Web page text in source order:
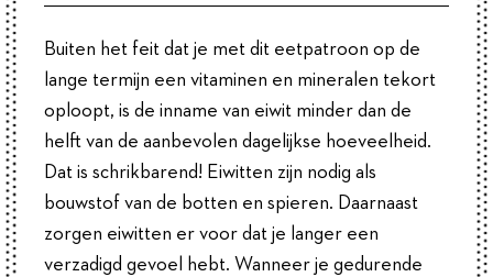
Buiten het feit dat je met dit eetpatroon op de
lange termijn een vitaminen en mineralen tekort
oploopt, is de inname van eiwit minder dan de
helft van de aanbevolen dagelijkse hoeveelheid.
Dat is schrikbarend! Eiwitten zijn nodig als
bouwstof van de botten en spieren. Daarnaast
zorgen eiwitten er voor dat je langer een
verzadigd gevoel hebt. Wanneer je gedurende